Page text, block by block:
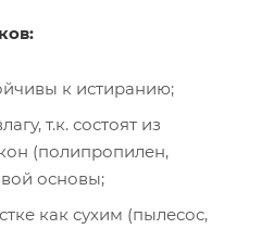
к истиранию;
т.к. состоят из
(полипропилен,
основы;
как сухим (пылесос,